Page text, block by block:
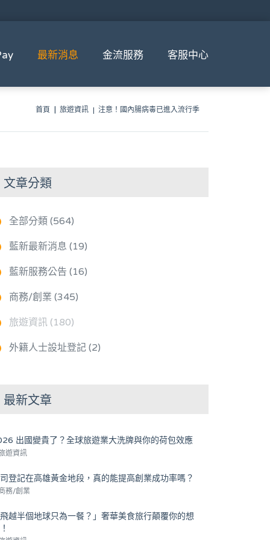
最新消息 金流服務 客服中心
首頁 旅遊資訊 注意！國內腸病毒已進入流行季
文章分類
全部分類 (564)
藍新最新消息 (19)
藍新服務公告 (16)
商務/創業 (345)
旅遊資訊 (180)
外籍人士設址登記 (2)
最新文章
出國變貴了？全球旅遊業大洗牌與你的荷包效應
遊資訊
登記在高雄黃金地段，真的能提高創業成功率嗎？
務/創業
飛越半個地球只為一餐？」奢華美食旅行顛覆你的想